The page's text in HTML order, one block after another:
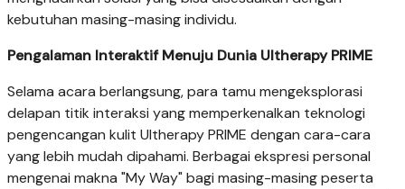
kebutuhan masing-masing individu.
Pengalaman Interaktif Menuju Dunia Ultherapy PRIME
Selama acara berlangsung, para tamu mengeksplorasi
delapan titik interaksi yang memperkenalkan teknologi
pengencangan kulit Ultherapy PRIME dengan cara-cara
yang lebih mudah dipahami. Berbagai ekspresi personal
mengenai makna "My Way" bagi masing-masing peserta